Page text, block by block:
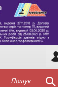
Пошук